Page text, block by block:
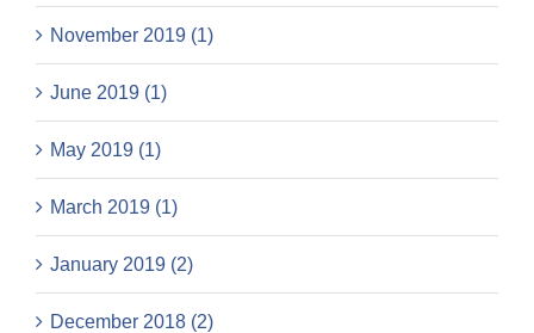
November 2019 (1)
June 2019 (1)
May 2019 (1)
March 2019 (1)
January 2019 (2)
December 2018 (2)